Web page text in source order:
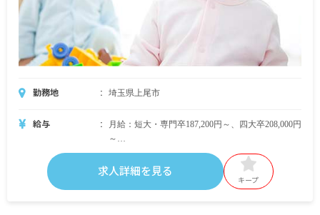
勤務地 埼玉県上尾市
給与
月給：短大・専門卒187,200円～、四大卒208,000円
～
基本給：短大・専門卒180,000円～、四大卒200,000
円～
求人詳細を見る
キープ